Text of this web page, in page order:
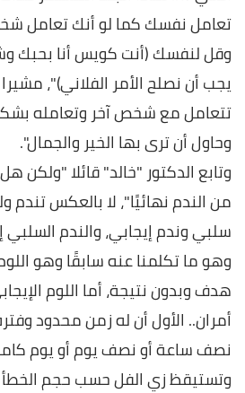
تعامل نفسك كما لو أنك تعامل
وقل لنفسك (أنت كويس أنا بحبك
يجب أن نصلح الأمر الفلاني)"،
تتعامل مع شخص آخر وتعامله
وحاول أن ترى بها الخير والجمال".
وتابع الدكتور "خالد" قائلا "ولكن
من الندم نهائيًا"، لا بالعكس تندم
سلبي وندم إيجابي، والندم
وهو ما تكلمنا عنه سابقًا وهو
هدف وبدون نتيجة، أما اللوم
نصف ساعة أو نصف يوم أو يوم
وتستيقظ زي الفل حسب حجم الخطأ